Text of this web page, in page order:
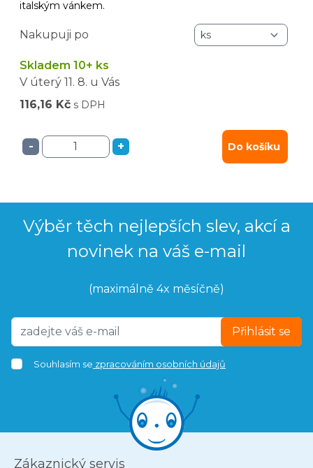
italským vánkem.
Nakupuji po
Skladem 10+ ks
V úterý 11. 8. u Vás
116,16 Kč s DPH
- + Do košíku
Výběr těch nejlepších slev, akcí a
novinek na váš e-mail
(maximálně 4x měsíčně)
Přihlásit se
Souhlasím se zpracováním osobních údajů
Zákaznický servis